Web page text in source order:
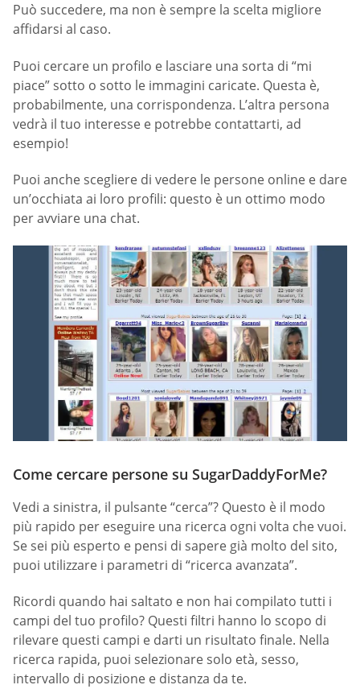
Può succedere, ma non è sempre la scelta migliore
affidarsi al caso.
Puoi cercare un profilo e lasciare una sorta di “mi
piace” sotto o sotto le immagini caricate. Questa è,
probabilmente, una corrispondenza. L’altra persona
vedrà il tuo interesse e potrebbe contattarti, ad
esempio!
Puoi anche scegliere di vedere le persone online e dare
un’occhiata ai loro profili: questo è un ottimo modo
per avviare una chat.
Come cercare persone su SugarDaddyForMe?
Vedi a sinistra, il pulsante “cerca”? Questo è il modo
più rapido per eseguire una ricerca ogni volta che vuoi.
Se sei più esperto e pensi di sapere già molto del sito,
puoi utilizzare i parametri di “ricerca avanzata”.
Ricordi quando hai saltato e non hai compilato tutti i
campi del tuo profilo? Questi filtri hanno lo scopo di
rilevare questi campi e darti un risultato finale. Nella
ricerca rapida, puoi selezionare solo età, sesso,
intervallo di posizione e distanza da te.